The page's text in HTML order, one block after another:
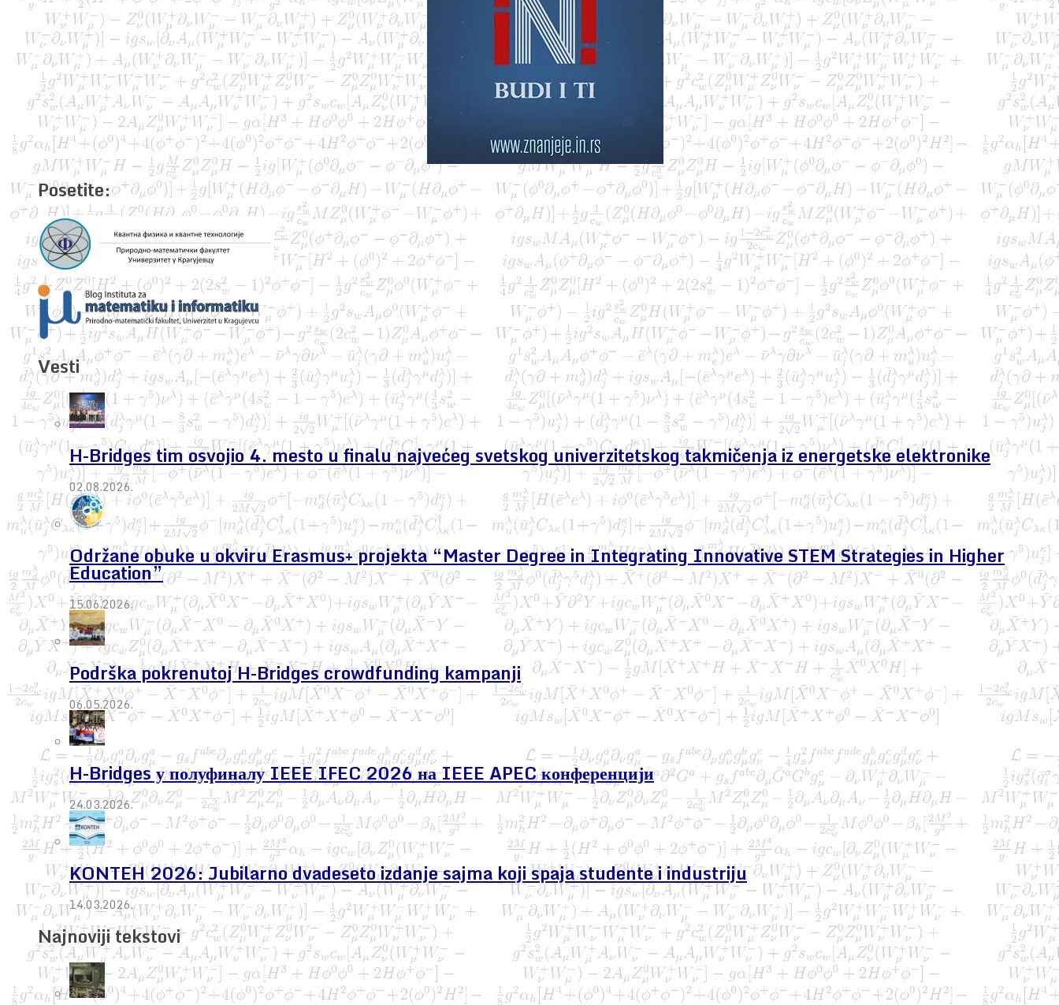
Posetite:
Vesti
H-Bridges tim osvojio 4. mesto u finalu najvećeg svetskog univerzitetskog takmičenja iz energetske elektronike
02.08.2026.
Održane obuke u okviru Erasmus+ projekta “Master Degree in Integrating Innovative STEM Strategies in Higher
Education”
15.06.2026.
Podrška pokrenutoj H-Bridges crowdfunding kampanji
06.05.2026.
H-Bridges у полуфиналу IEEE IFEC 2026 на IEEE APEC конференцији
24.03.2026.
KONTEH 2026: Jubilarno dvadeseto izdanje sajma koji spaja studente i industriju
14.03.2026.
Najnoviji tekstovi